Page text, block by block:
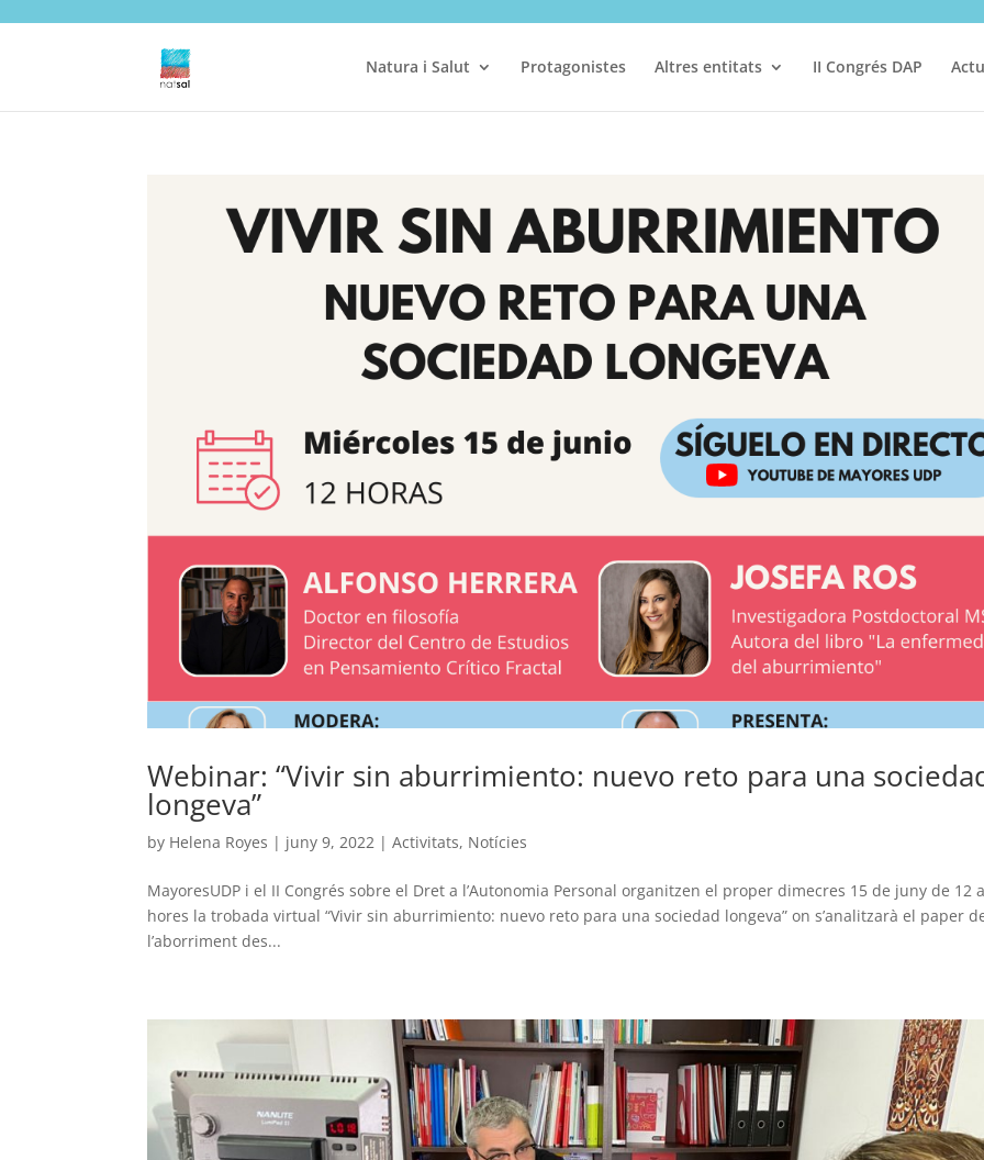
Natura i Salut Protagonistes Altres entitats II Congrés DAP
Webinar: “Vivir sin aburrimiento: nuevo reto para una
longeva”
by Helena Royes | juny 9, 2022 |Activitats, Notícies
MayoresUDP i el II Congrés sobre el Dret a l’Autonomia Personal organitzen el proper dimecres 15 de juny de 12
hores la trobada virtual “Vivir sin aburrimiento: nuevo reto para una sociedad longeva” on s’analitzarà el paper
l’aborriment des...